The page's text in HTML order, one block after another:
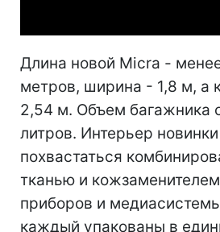
Длина новой Micra -
метров, ширина - 1,8 м, а
2,54 м. Объем багажника
литров. Интерьер
похвастаться
тканью и
приборов и
каждый упакованы в